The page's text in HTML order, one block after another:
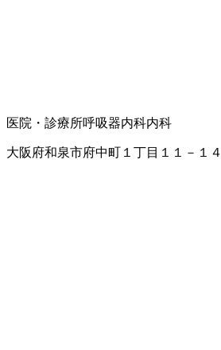
医院・診療所呼吸器内科内科
大阪府和泉市府中町１丁目１１－１４